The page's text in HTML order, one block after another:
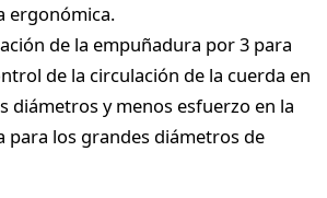
ergonómica.
de la empuñadura por 3 para
de la circulación de la cuerda en
diámetros y menos esfuerzo en la
para los grandes diámetros de